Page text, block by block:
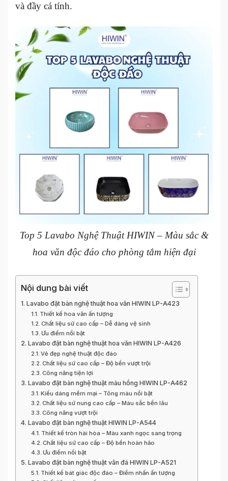
và đầy cá tính.
Top 5 Lavabo Nghệ Thuật HIWIN – Màu sắc &
hoa văn độc đáo cho phòng tắm hiện đại
Nội dung bài viết
Lavabo đặt bàn nghệ thuật hoa văn HIWIN LP-A423
Thiết kế hoa văn ấn tượng
Chất liệu sứ cao cấp – Dễ dàng vệ sinh
Ưu điểm nổi bật
Lavabo đặt bàn nghệ thuật hoa văn HIWIN LP-A426
Vẻ đẹp nghệ thuật độc đáo
Chất liệu sứ cao cấp – Độ bền vượt trội
Công năng tiện lợi
Lavabo đặt bàn nghệ thuật màu hồng HIWIN LP-A462
Kiểu dáng mềm mại – Tông màu nổi bật
Chất liệu sứ nung cao cấp – Màu sắc bền lâu
Công năng vượt trội
Lavabo đặt bàn nghệ thuật HIWIN LP-A544
Thiết kế tròn hài hòa – Màu xanh ngọc sang trọng
Chất liệu sứ cao cấp – Độ bền hoàn hảo
Ưu điểm nổi bật
Lavabo đặt bàn nghệ thuật vân đá HIWIN LP-A521
Thiết kế bát giác độc đáo – Điểm nhấn ấn tượng